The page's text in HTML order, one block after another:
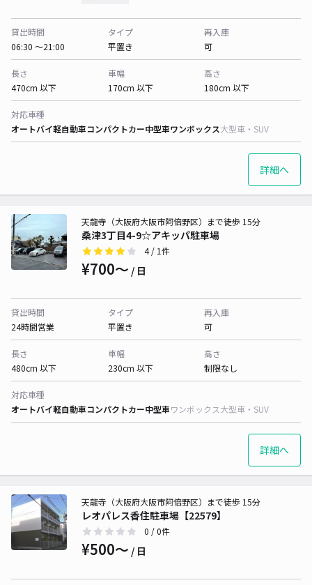
貸出時間
06:30 〜21:00
タイプ
平置き
再入庫
可
長さ
470cm 以下
車幅
170cm 以下
高さ
180cm 以下
対応車種
オートバイ軽自動車コンパクトカー中型車ワンボックス大型車・SUV
詳細へ
桑津3丁目4-9☆アキッパ駐車場
天龍寺（大阪府大阪市阿倍野区）まで徒歩 15分
4/ 1件
¥700〜 / 日
貸出時間
24時間営業
タイプ
平置き
再入庫
可
長さ
480cm 以下
車幅
230cm 以下
高さ
制限なし
対応車種
オートバイ軽自動車コンパクトカー中型車ワンボックス大型車・SUV
詳細へ
レオパレス香住駐車場【22579】
天龍寺（大阪府大阪市阿倍野区）まで徒歩 15分
0 / 0件
¥500〜 / 日